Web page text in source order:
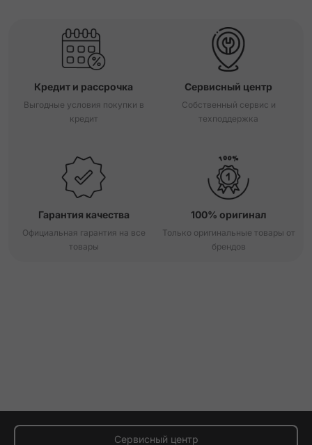
Кредит и рассрочка
Выгодные условия покупки в
кредит
Сервисный центр
Собственный сервис и
техподдержка
Гарантия качества
Официальная гарантия на все
товары
100% оригинал
Только оригинальные товары от
брендов
Сервисный центр